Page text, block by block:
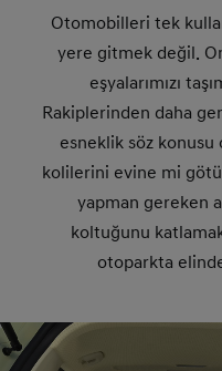
Otomobilleri tek
yere gitmek değil.
eşyalarımızı
Rakiplerinden daha
esneklik söz
kolilerini evine mi
yapman gereken
koltuğunu
otoparkta